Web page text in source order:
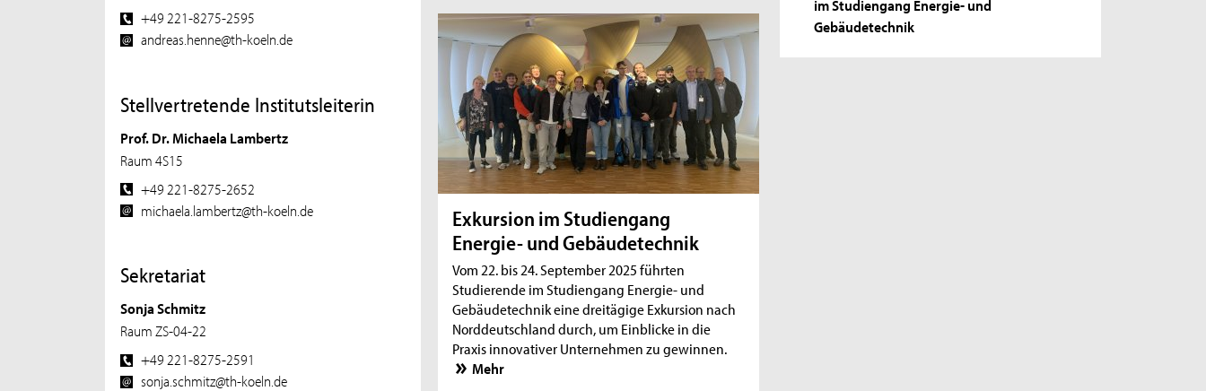
+49 221-8275-2595
andreas.henne@th-koeln.de
Stellvertretende Institutsleiterin
Prof. Dr. Michaela Lambertz
Raum 4S15
+49 221-8275-2652
michaela.lambertz@th-koeln.de
Sekretariat
Sonja Schmitz
Raum ZS-04-22
+49 221-8275-2591
sonja.schmitz@th-koeln.de
im Studiengang Energie- und
Gebäudetechnik
Exkursion im Studiengang
Energie- und Gebäudetechnik
Vom 22. bis 24. September 2025 führten
Studierende im Studiengang Energie- und
Gebäudetechnik eine dreitägige Exkursion nach
Norddeutschland durch, um Einblicke in die
Praxis innovativer Unternehmen zu gewinnen.
Mehr